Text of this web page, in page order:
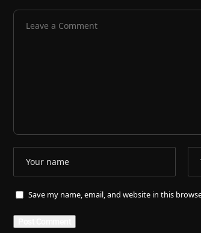
Save my name, email, and website in this